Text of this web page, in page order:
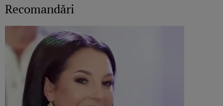
Recomandări